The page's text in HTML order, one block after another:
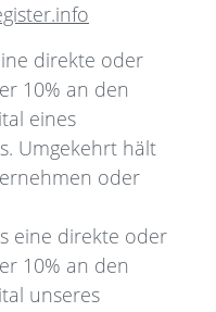
direkte oder
10% an den
eines
Umgekehrt hält
oder
eine direkte oder
10% an den
unseres